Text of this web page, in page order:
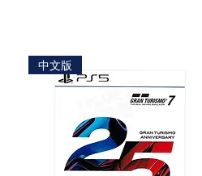
中文版